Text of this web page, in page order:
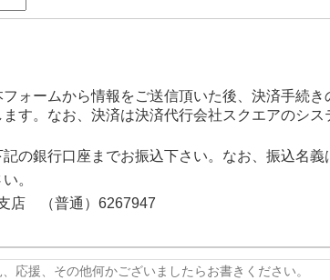
フォームから情報をご送信頂いた後、決済手続
ます。なお、決済は決済代行会社スクエアのシス
の銀行口座までお振込下さい。なお、振込名
。
店 （普通）6267947